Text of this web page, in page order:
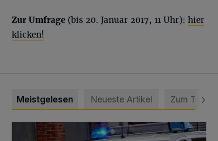
Zur Umfrage (bis 20. Januar 2017, 11 Uhr): hier
klicken!
Meistgelesen Neueste Artikel Zum Thema
Mann beschädigt Autos in Parkhaus